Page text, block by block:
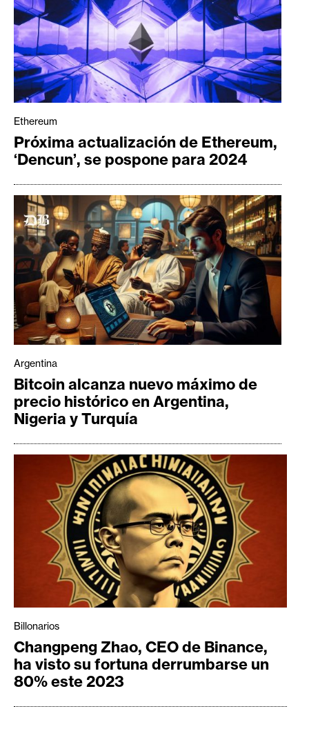
o
s
C
o
n
t
a
t
o
y
P
u
b
l
i
c
i
d
a
d
Ethereum
Próxima actualización de Ethereum,
‘Dencun’, se pospone para 2024
Argentina
Bitcoin alcanza nuevo máximo de
precio histórico en Argentina,
Nigeria y Turquía
Billonarios
Changpeng Zhao, CEO de Binance,
ha visto su fortuna derrumbarse un
80% este 2023